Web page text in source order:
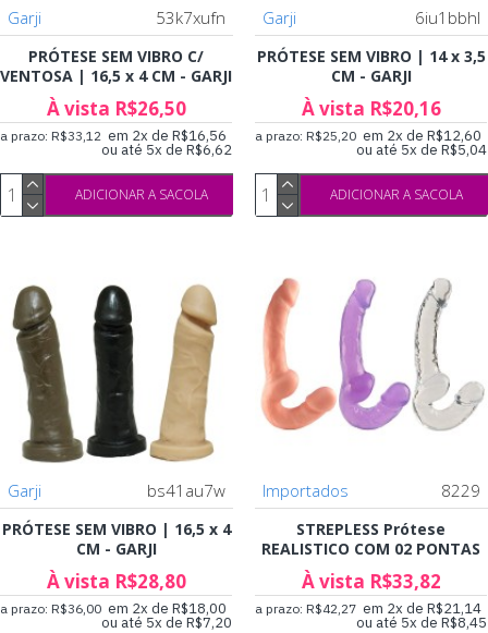
Garji 53k7xufn
PRÓTESE SEM VIBRO C/
VENTOSA | 16,5 x 4 CM - GARJI
À vista R$26,50
a prazo: R$33,12 em 2x de R$16,56
ou até 5x de R$6,62
ADICIONAR A SACOLA
Garji 6iu1bbhl
PRÓTESE SEM VIBRO | 14 x 3,5
CM - GARJI
À vista R$20,16
a prazo: R$25,20 em 2x de R$12,60
ou até 5x de R$5,04
ADICIONAR A SACOLA
Garji bs41au7w
PRÓTESE SEM VIBRO | 16,5 x 4
CM - GARJI
À vista R$28,80
a prazo: R$36,00 em 2x de R$18,00
ou até 5x de R$7,20
Importados 8229
STREPLESS Prótese
REALISTICO COM 02 PONTAS
À vista R$33,82
a prazo: R$42,27 em 2x de R$21,14
ou até 5x de R$8,45